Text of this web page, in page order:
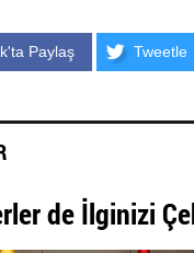
Paylaş Tweetle
de İlginizi